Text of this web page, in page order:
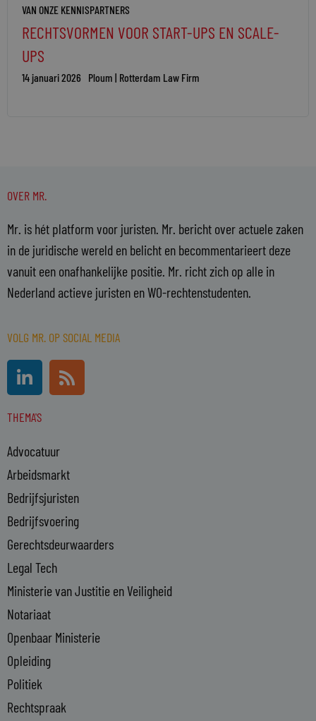
VAN ONZE KENNISPARTNERS
RECHTSVORMEN VOOR START-UPS EN SCALE-
UPS
14 januari 2026 Ploum | Rotterdam Law Firm
OVER MR.
Mr. is hét platform voor juristen. Mr. bericht over actuele zaken
in de juridische wereld en belicht en becommentarieert deze
vanuit een onafhankelijke positie. Mr. richt zich op alle in
Nederland actieve juristen en WO-rechtenstudenten.
VOLG MR. OP SOCIAL MEDIA
L
i
n
k
d
i
n
-
i
n
R
s
s
THEMA'S
Advocatuur
Arbeidsmarkt
Bedrijfsjuristen
Bedrijfsvoering
Gerechtsdeurwaarders
Legal Tech
Ministerie van Justitie en Veiligheid
Notariaat
Openbaar Ministerie
Opleiding
Politiek
Rechtspraak